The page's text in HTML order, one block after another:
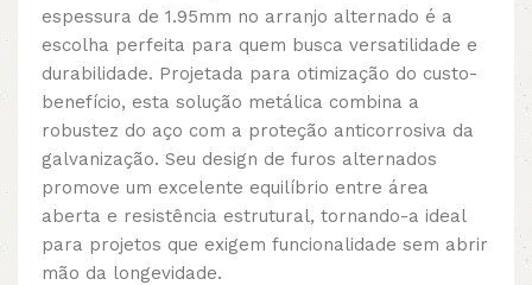
espessura de 1.95mm no arranjo alternado é a
escolha perfeita para quem busca versatilidade e
durabilidade. Projetada para otimização do custo-
benefício, esta solução metálica combina a
robustez do aço com a proteção anticorrosiva da
galvanização. Seu design de furos alternados
promove um excelente equilíbrio entre área
aberta e resistência estrutural, tornando-a ideal
para projetos que exigem funcionalidade sem abrir
mão da longevidade.